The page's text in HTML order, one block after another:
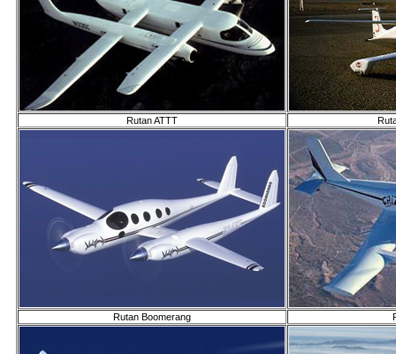
Rutan ATTT
Rutan Boomerang